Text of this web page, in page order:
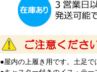
●屋内の上履き用です。土足